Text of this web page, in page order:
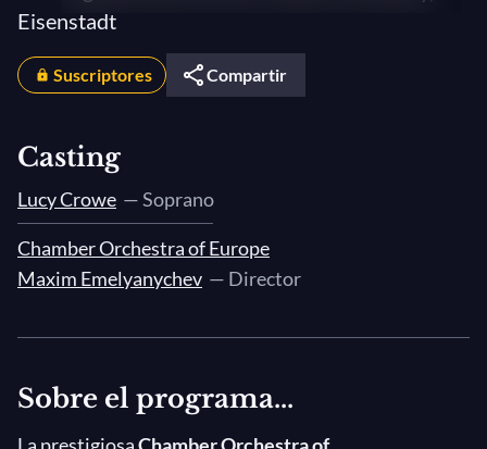
1. Adagio – Allegro assai
4. Finale: Allegro assai
Franz Schubert, Rosamunde, op. 26, D.
797
Entracte 3
Eisenstadt
Suscriptores Compartir
Casting
Lucy Crowe — Soprano
Chamber Orchestra of Europe
Maxim Emelyanychev — Director
Sobre el programa...